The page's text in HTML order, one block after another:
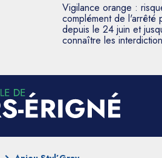
Vigilance orange :
complément de l'arrêté
depuis le 24 juin et
connaître les